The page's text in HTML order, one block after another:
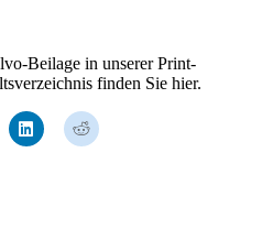
Beilage in unserer Print-
finden Sie hier.
Klick,
um
Klick,
um